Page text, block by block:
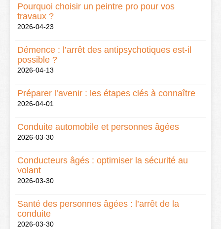
Pourquoi choisir un peintre pro pour vos
travaux ?
2026-04-23
Démence : l’arrêt des antipsychotiques est-il
possible ?
2026-04-13
Préparer l’avenir : les étapes clés à connaître
2026-04-01
Conduite automobile et personnes âgées
2026-03-30
Conducteurs âgés : optimiser la sécurité au
volant
2026-03-30
Santé des personnes âgées : l’arrêt de la
conduite
2026-03-30